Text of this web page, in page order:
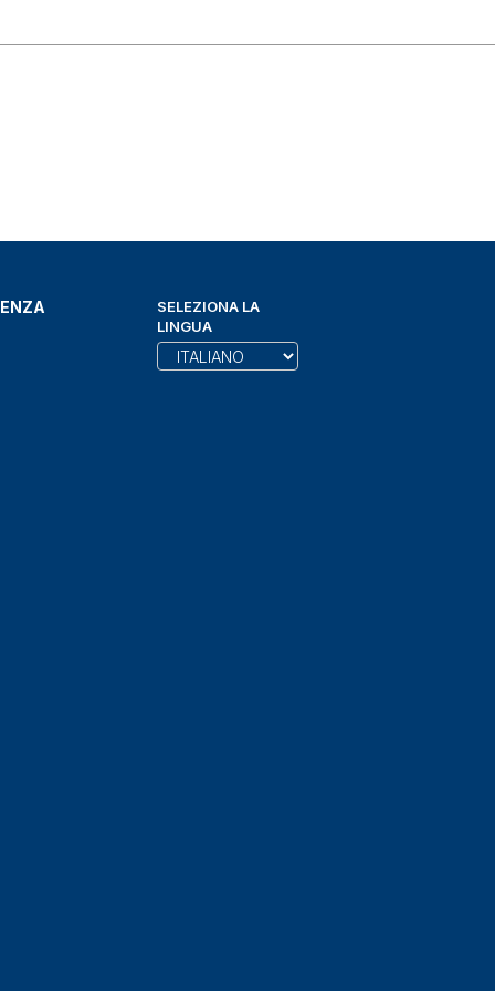
SELEZIONA LA
LINGUA